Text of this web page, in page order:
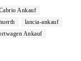
Ankauf
lancia-ankauf
Ankauf